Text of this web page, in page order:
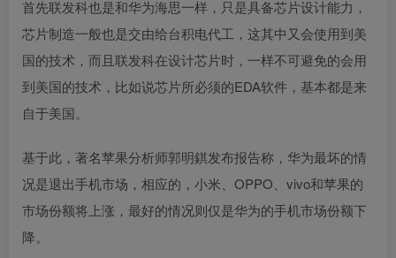
首先联发科也是和华为海思一样，只是具备芯片设计能力 ，
芯片制造一般也是交由给台积电代工，这其中又会使用到美
国的技术，而且联发科在设计芯片时，一样不可避免的会用
到美国的技术，比如说芯片所必须的EDA软件，基本都是来
自于美国。
基于此，著名苹果分析师郭明錤发布报告称， 华为最坏的情
况是退出手机市场， 相应的，小米、OPPO、vivo和苹果的
市场份额将上涨，最好的情况则仅是华为的手机市场份额下
降。